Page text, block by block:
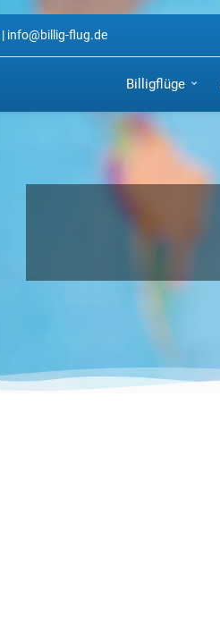
| info@billig-flug.de
Billigflüge